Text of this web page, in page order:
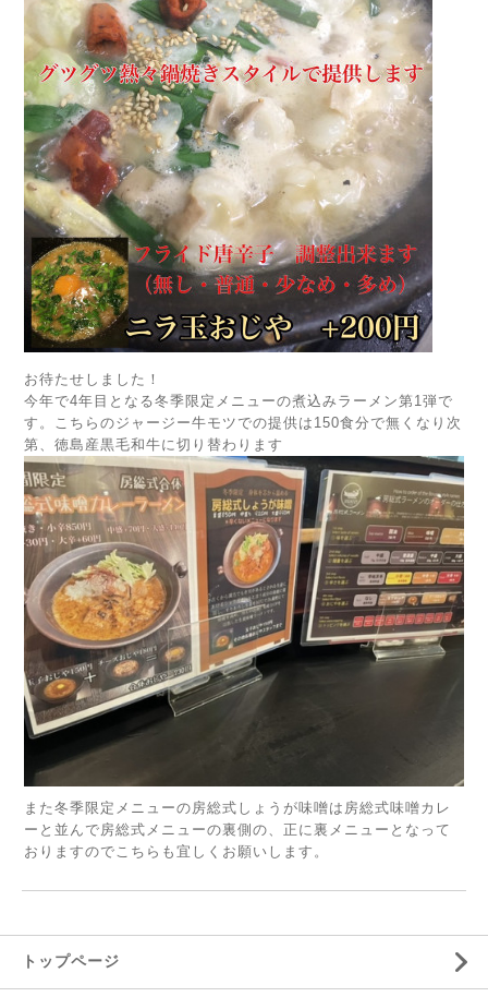
お待たせしました！
今年で4年目となる冬季限定メニューの煮込みラーメン第1弾で
す。こちらのジャージー牛モツでの提供は150食分で無くなり次
第、徳島産黒毛和牛に切り替わります
また冬季限定メニューの房総式しょうが味噌は房総式味噌カレ
ーと並んで房総式メニューの裏側の、正に裏メニューとなって
おりますのでこちらも宜しくお願いします。
トップページ